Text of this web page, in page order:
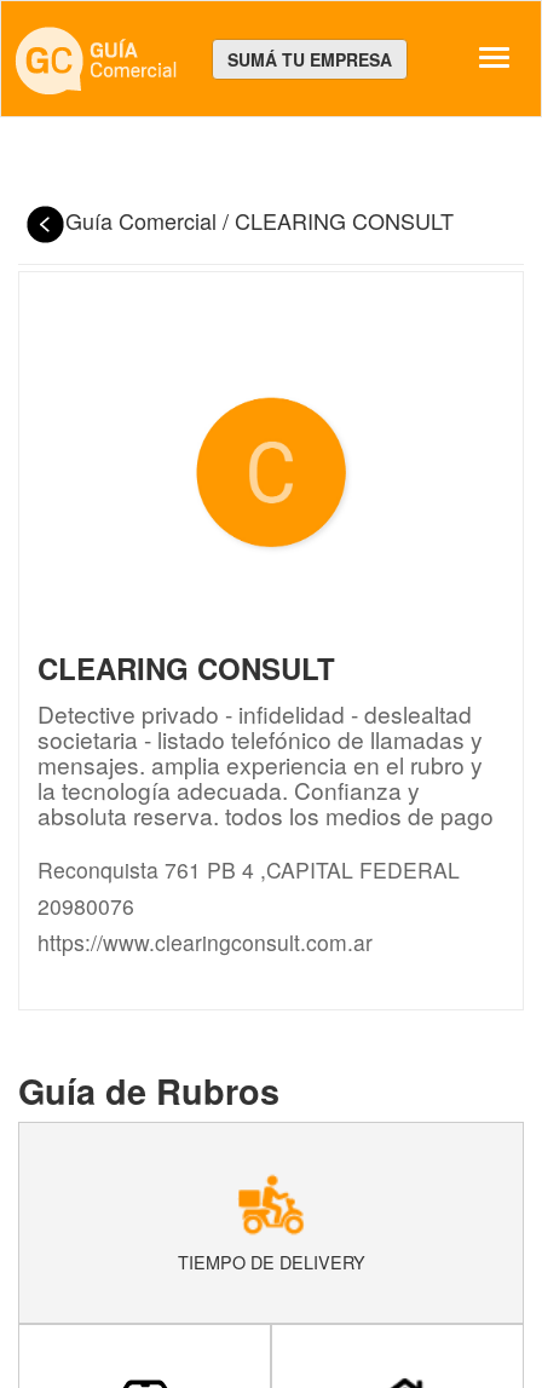
SUMÁ TU EMPRESA
Guía Comercial / CLEARING CONSULT
CLEARING CONSULT
Detective privado - infidelidad - deslealtad
societaria - listado telefónico de llamadas y
mensajes. amplia experiencia en el rubro y
la tecnología adecuada. Confianza y
absoluta reserva. todos los medios de pago
Reconquista 761 PB 4 ,CAPITAL FEDERAL
20980076
https://www.clearingconsult.com.ar
Guía de Rubros
TIEMPO DE DELIVERY